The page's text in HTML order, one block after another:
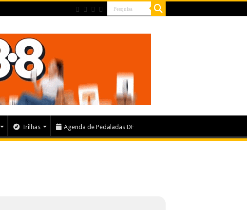
Trilhas Agenda de Pedaladas DF